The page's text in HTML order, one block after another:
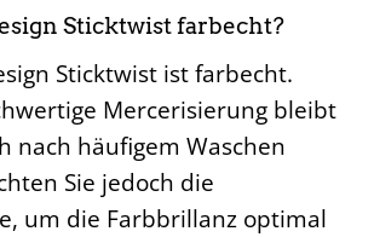
Sticktwist farbecht?
Sticktwist ist farbecht.
Mercerisierung bleibt
nach häufigem Waschen
Sie jedoch die
um die Farbbrillanz optimal